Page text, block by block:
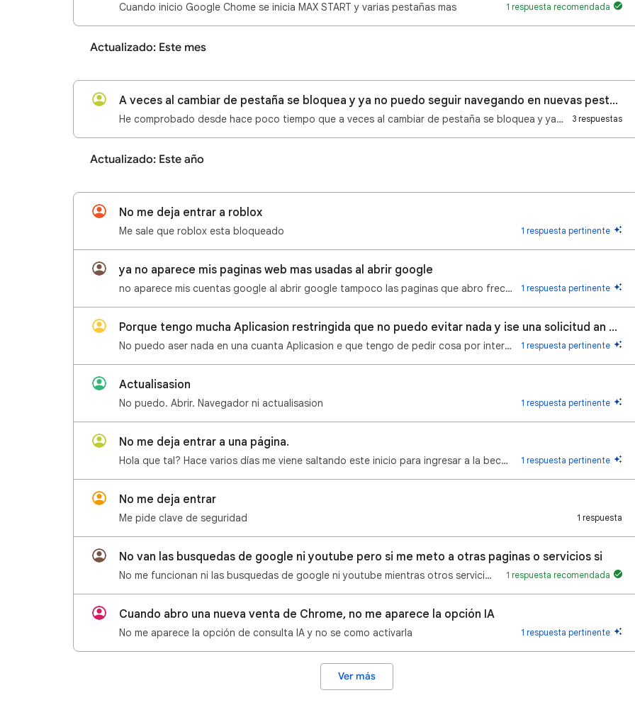
Cuando inicio Google Chome se inicia MAX START y varias pestañas mas 1 respuesta recomendada
Actualizado: Este mes
A veces al cambiar de pestaña se bloquea y ya no puedo seguir navegando en nuevas pestañas
He comprobado desde hace poco tiempo que a veces al cambiar de pestaña se bloquea y ya no puedo segu… 3 respuestas
Actualizado: Este año
No me deja entrar a roblox
Me sale que roblox esta bloqueado 1 respuesta pertinente
ya no aparece mis paginas web mas usadas al abrir google
no aparece mis cuentas google al abrir google tampoco las paginas que abro frecuentamente 1 respuesta pertinente
Porque tengo mucha Aplicasion restringida que no puedo evitar nada y ise una solicitud an he para ac
No puedo aser nada en una cuanta Aplicasion e que tengo de pedir cosa por interné y de aser mis Apli… 1 respuesta pertinente
Actualisasion
No puedo. Abrir. Navegador ni actualisasion 1 respuesta pertinente
No me deja entrar a una página.
Hola que tal? Hace varios días me viene saltando este inicio para ingresar a la becas progresar, per… 1 respuesta pertinente
No me deja entrar
Me pide clave de seguridad 1 respuesta
No van las busquedas de google ni youtube pero si me meto a otras paginas o servicios si
No me funcionan ni las busquedas de google ni youtube mientras otros servicios de google y paginas w… 1 respuesta recomendada
Cuando abro una nueva venta de Chrome, no me aparece la opción IA
No me aparece la opción de consulta IA y no se como activarla 1 respuesta pertinente
Ver más